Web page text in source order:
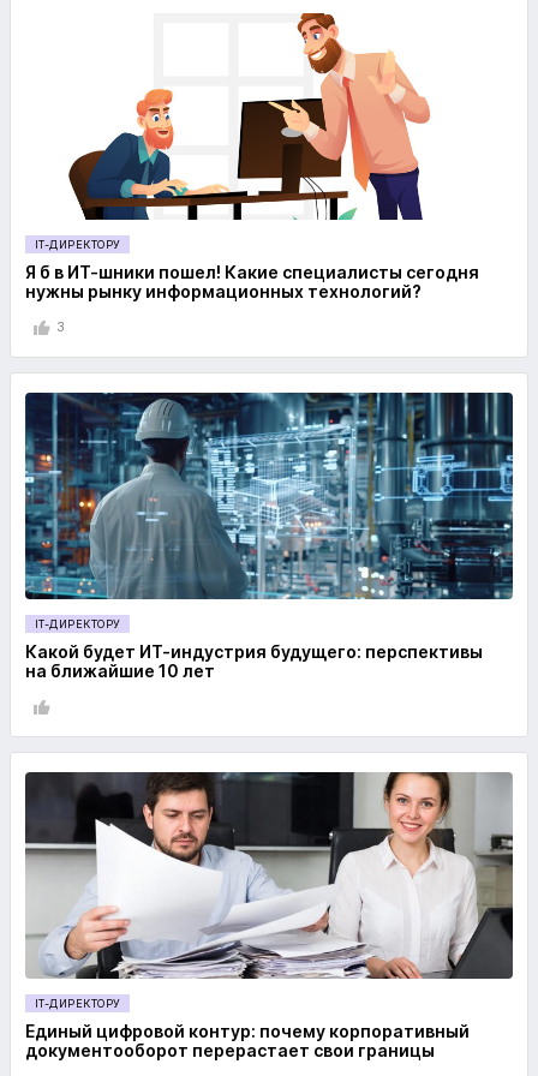
IT-ДИРЕКТОРУ
Я б в ИТ-шники пошел! Какие специалисты сегодня
нужны рынку информационных технологий?
3
IT-ДИРЕКТОРУ
Какой будет ИТ-индустрия будущего: перспективы
на ближайшие 10 лет
IT-ДИРЕКТОРУ
Единый цифровой контур: почему корпоративный
документооборот перерастает свои границы